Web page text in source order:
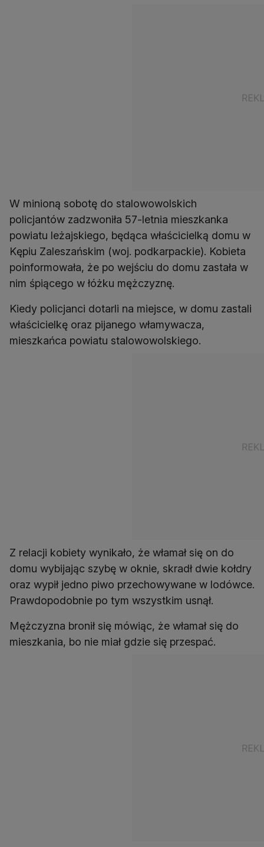
W minioną sobotę do stalowowolskich
policjantów zadzwoniła 57-letnia mieszkanka
powiatu leżajskiego, będąca właścicielką domu w
Kępiu Zaleszańskim (woj. podkarpackie). Kobieta
poinformowała, że po wejściu do domu zastała w
nim śpiącego w łóżku mężczyznę.
Kiedy policjanci dotarli na miejsce, w domu zastali
właścicielkę oraz pijanego włamywacza,
mieszkańca powiatu stalowowolskiego.
Z relacji kobiety wynikało, że włamał się on do
domu wybijając szybę w oknie, skradł dwie kołdry
oraz wypił jedno piwo przechowywane w lodówce.
Prawdopodobnie po tym wszystkim usnął.
Mężczyzna bronił się mówiąc, że włamał się do
mieszkania, bo nie miał gdzie się przespać.